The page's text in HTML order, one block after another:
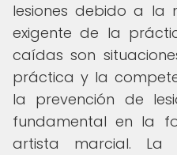
lesiones debido a la
exigente de la
caídas son
práctica y la
la prevención de
fundamental en la
artista marcial. La